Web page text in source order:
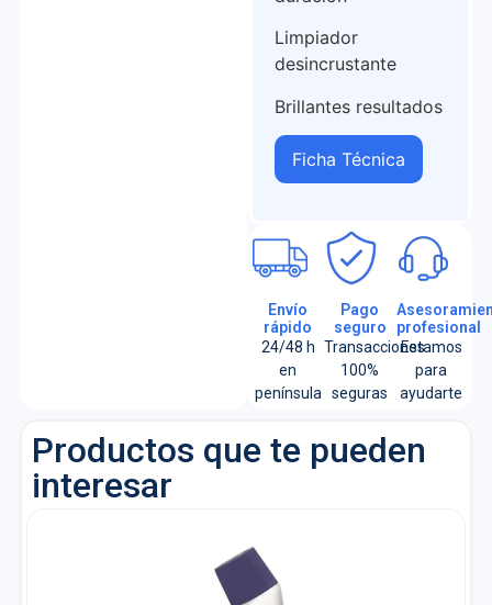
Limpiador
desincrustante
Brillantes resultados
Ficha Técnica
Envío
rápido
24/48 h
en
península
Pago
seguro
Transacciones
100%
seguras
profesional
Estamos
para
ayudarte
Productos que te pueden
interesar